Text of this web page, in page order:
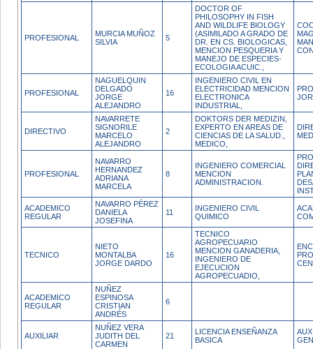
PROFESIONAL
MURCIA MUÑOZ
SILVIA
5
DOCTOR OF
PHILOSOPHY IN FISH
AND WILDLIFE BIOLOGY
(ASIMILADO A GRADO DE
DR. EN CS. BIOLOGICAS,
MENCION PESQUERIA Y
MANEJO DE ESPECIES-
ECOLOGIA ACUIC.,
PROFESIONAL
NAGUELQUIN
DELGADO
JORGE
ALEJANDRO
16
INGENIERO CIVIL EN
ELECTRICIDAD MENCION
ELECTRONICA
INDUSTRIAL,
DIRECTIVO
NAVARRETE
SIGNORILE
MARCELO
ALEJANDRO
2
DOKTORS DER MEDIZIN,
EXPERTO EN AREAS DE
CIENCIAS DE LA SALUD.,
MEDICO,
PROFESIONAL
NAVARRO
HERNANDEZ
ADRIANA
MARCELA
8
INGENIERO COMERCIAL
MENCION
ADMINISTRACION.
ACADEMICO
REGULAR
NAVARRO PÉREZ
DANIELA
JOSEFINA
11
INGENIERO CIVIL
QUIMICO
TECNICO
NIETO
MONTALBA
JORGE DARDO
16
TECNICO
AGROPECUARIO
MENCION GANADERIA,
INGENIERO DE
EJECUCION
AGROPECUADIO,
ACADEMICO
REGULAR
NUÑEZ
ESPINOSA
CRISTIAN
ANDRÉS
6
AUXILIAR
NUÑEZ VERA
JUDITH DEL
CARMEN
21
LICENCIA ENSEÑANZA
BASICA